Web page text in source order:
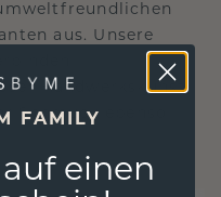
aus. Unsere
Handwerkskunst
Schmuck ebenso
FAMILY
einen